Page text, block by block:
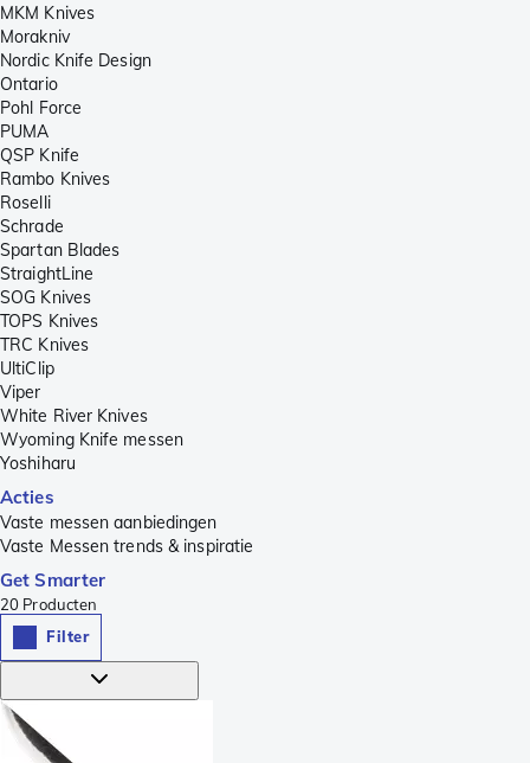
MKM Knives
Morakniv
Nordic Knife Design
Ontario
Pohl Force
PUMA
QSP Knife
Rambo Knives
Roselli
Schrade
Spartan Blades
StraightLine
SOG Knives
TOPS Knives
TRC Knives
UltiClip
Viper
White River Knives
Wyoming Knife messen
Yoshiharu
Acties
Vaste messen aanbiedingen
Vaste Messen trends & inspiratie
Get Smarter
20 Producten
Filter